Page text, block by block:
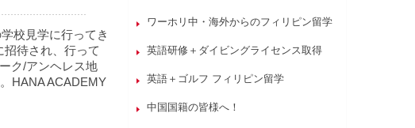
校見学に行ってき
待され、行って
ク/アンヘレス地
HANA ACADEMY
ワーホリ中・海外からのフィリピン留学
英語研修＋ダイビングライセンス取得
英語＋ゴルフ フィリピン留学
中国国籍の皆様へ！